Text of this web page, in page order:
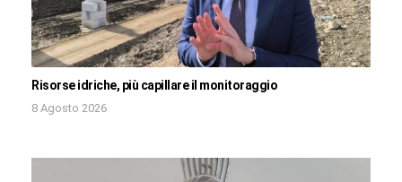
Risorse idriche, più capillare il monitoraggio
8 Agosto 2026